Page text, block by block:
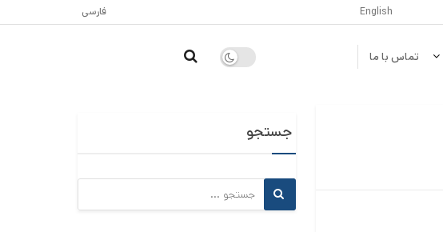
فارسی English
تماس با ما
جستجو